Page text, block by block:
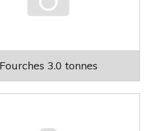
Fourches 3.0 tonnes